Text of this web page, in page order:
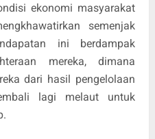
ekonomi masyarakat
semenjak
ini berdampak
mereka, dimana
dari hasil pengelolaan
lagi melaut untuk